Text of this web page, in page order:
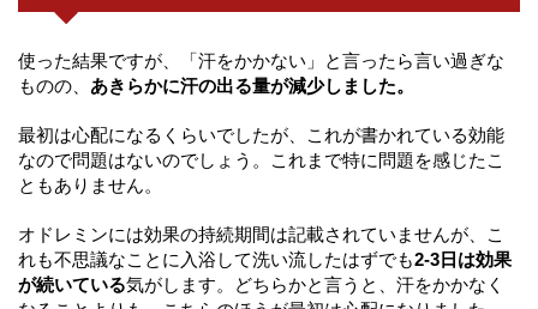
使った結果ですが、「汗をかかない」と言ったら言い過ぎな
ものの、 あきらかに汗の出る量が減少しました。
最初は心配になるくらいでしたが、これが書かれている効能
なので問題はないのでしょう。これまで特に問題を感じたこ
ともありません。
オドレミンには効果の持続期間は記載されていませんが、こ
れも不思議なことに入浴して洗い流したはずでも2-3日は効果
が続いている気がします。どちらかと言うと、汗をかかなく